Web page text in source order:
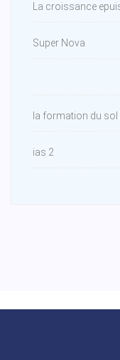
La croissance
Super Nova
la formation du sol
ias 2